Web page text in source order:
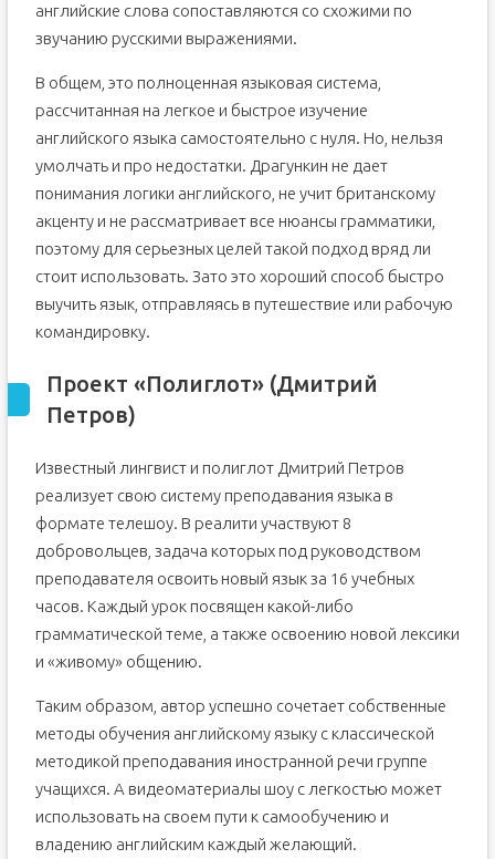
английские слова сопоставляются со схожими по
звучанию русскими выражениями.
В общем, это полноценная языковая система,
рассчитанная на легкое и быстрое изучение
английского языка самостоятельно с нуля. Но, нельзя
умолчать и про недостатки. Драгункин не дает
понимания логики английского, не учит британскому
акценту и не рассматривает все нюансы грамматики,
поэтому для серьезных целей такой подход вряд ли
стоит использовать. Зато это хороший способ быстро
выучить язык, отправляясь в путешествие или рабочую
командировку.
Проект «Полиглот» (Дмитрий
Петров)
Известный лингвист и полиглот Дмитрий Петров
реализует свою систему преподавания языка в
формате телешоу. В реалити участвуют 8
добровольцев, задача которых под руководством
преподавателя освоить новый язык за 16 учебных
часов. Каждый урок посвящен какой-либо
грамматической теме, а также освоению новой лексики
и «живому» общению.
Таким образом, автор успешно сочетает собственные
методы обучения английскому языку с классической
методикой преподавания иностранной речи группе
учащихся. А видеоматериалы шоу с легкостью может
использовать на своем пути к самообучению и
владению английским каждый желающий.